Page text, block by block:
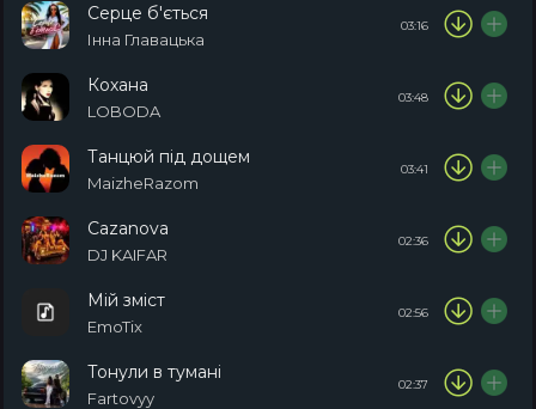
Серце б'ється
Інна Главацька
03:16
Кохана
LOBODA
03:48
Танцюй під дощем
MaizheRazom
03:41
Cazanova
DJ KAIFAR
02:36
Мій зміст
EmoTix
02:56
Тонули в тумані
Fartovyy
02:37